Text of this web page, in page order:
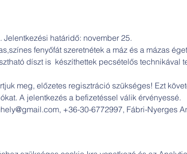
határidő: november 25.
fenyőfát szeretnétek a máz és a mázas
díszt is  készíthettek pecsételős technikával
meg, előzetes regisztráció szükséges! Ezt
A jelentkezés a befizetéssel válik érvényessé.
+36-30-6772997, Fábri-Nyerges